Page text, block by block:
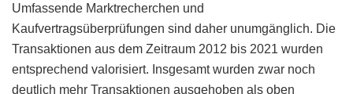
Umfassende Marktrecherchen und
Kaufvertragsüberprüfungen sind daher unumgänglich. Die
Transaktionen aus dem Zeitraum 2012 bis 2021 wurden
entsprechend valorisiert. Insgesamt wurden zwar noch
deutlich mehr Transaktionen ausgehoben als oben